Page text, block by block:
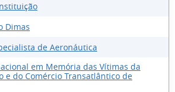
Dimas
de Aeronáutica
em Memória das Vítimas da
e do Comércio Transatlântico de